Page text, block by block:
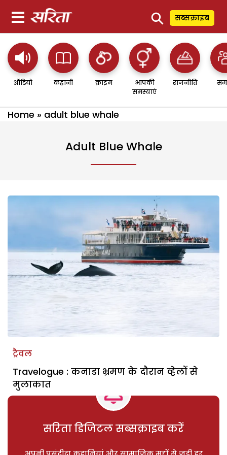
⚲ सब्सक्राइब
ऑडियो कहानी क्राइम
आपकी
समस्याएं
राजनीति
Home » adult blue whale
Adult Blue Whale
ट्रैवल
Travelogue : कनाडा भ्रमण के दौरान व्हेलों से
मुलाकात
सरिता डिजिटल सब्सक्राइब करें